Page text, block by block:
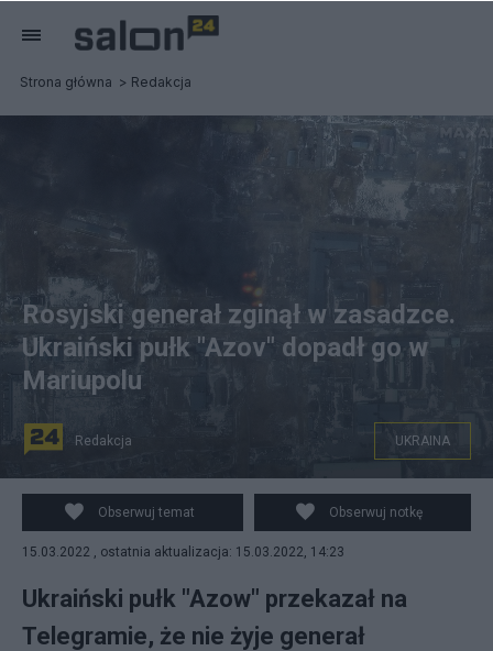
Strona główna Redakcja
PAP/EPA/MAXAR TECHNOLOGIES HANDOUT
Rosyjski generał zginął w zasadzce.
Ukraiński pułk "Azov" dopadł go w
Mariupolu
Redakcja UKRAINA
Obserwuj temat Obserwuj notkę
15.03.2022 , ostatnia aktualizacja: 15.03.2022, 14:23
Ukraiński pułk "Azow" przekazał na
Telegramie, że nie żyje generał